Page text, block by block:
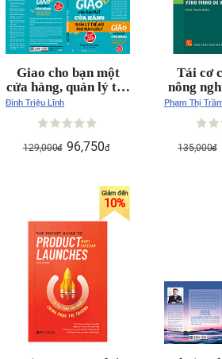
Giao cho bạn một
cửa hàng, quản lý thế
này mới mau giàu!
Đinh Triệu Lĩnh
129,000đ 96,750đ
Tái cơ
nông
bảo vệ
vùng
miền
(sách
Phạm Thị
135,000đ
10%